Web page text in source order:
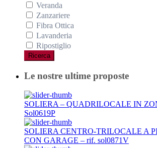
Veranda
Zanzariere
Fibra Ottica
Lavanderia
Ripostiglio
Ricerca
Le nostre ultime proposte
SOLIERA – QUADRILOCALE IN
Sol0619P
SOLIERA CENTRO-TRILOCALE A
CON GARAGE – rif. sol0871V